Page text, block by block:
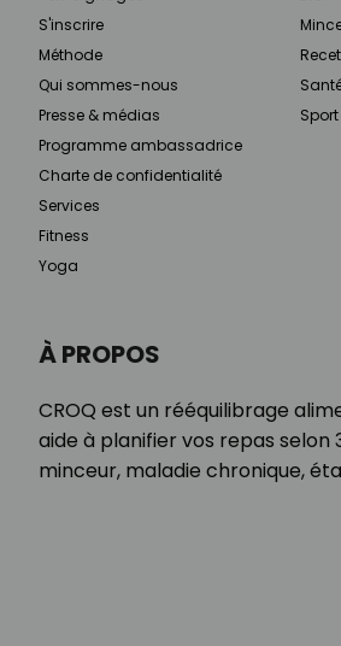
À PROPOS
CROQ est un rééquilibrage
aide à planifier vos repas selon
minceur, maladie chronique,
S'inscrire
Méthode
Qui sommes-nous
Presse & médias
Programme ambassadrice
Charte de confidentialité
Services
Fitness
Yoga
Sport